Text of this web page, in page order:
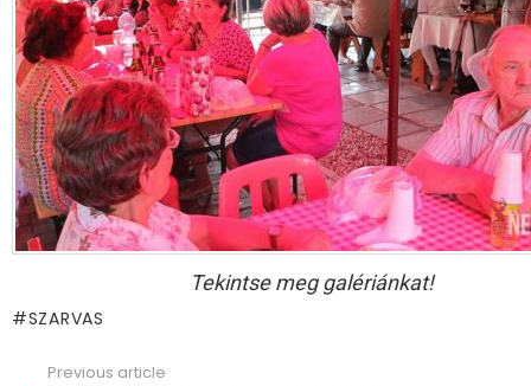
Tekintse meg galériánkat!
SZARVAS
Previous article